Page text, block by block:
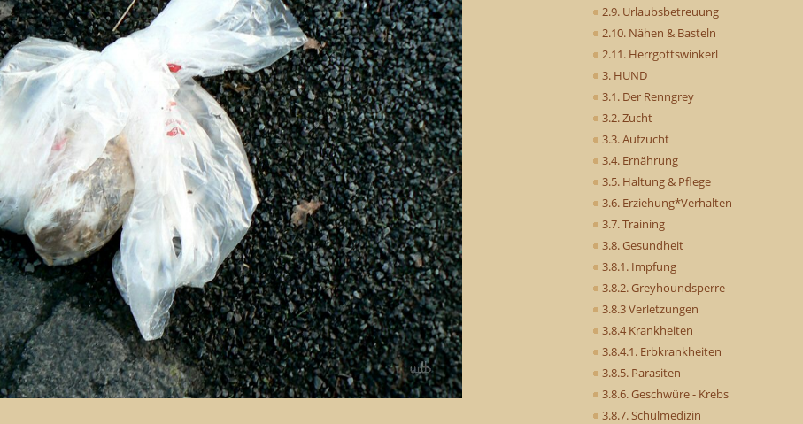
2.9. Urlaubsbetreuung
2.10. Nähen & Basteln
2.11. Herrgottswinkerl
3. HUND
3.1. Der Renngrey
3.2. Zucht
3.3. Aufzucht
3.4. Ernährung
3.5. Haltung & Pflege
3.6. Erziehung*Verhalten
3.7. Training
3.8. Gesundheit
3.8.1. Impfung
3.8.2. Greyhoundsperre
3.8.3 Verletzungen
3.8.4 Krankheiten
3.8.4.1. Erbkrankheiten
3.8.5. Parasiten
3.8.6. Geschwüre - Krebs
3.8.7. Schulmedizin